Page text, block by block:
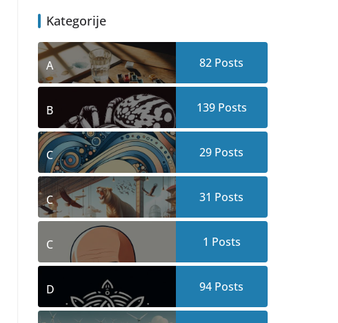
Kategorije
A 82 Posts
B 139Posts
C 29 Posts
C 31 Posts
C 1 Posts
D 94 Posts